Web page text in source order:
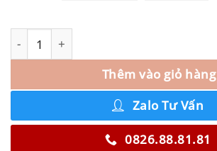
Thêm vào giỏ hàng
Zalo Tư Vấn
0826.88.81.81